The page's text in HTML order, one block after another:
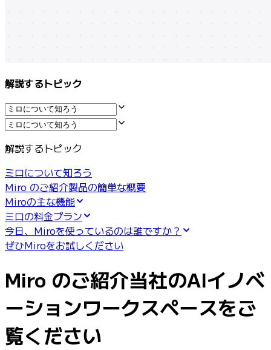
企業規模別
エンタープライズ
ベンチャー
業界別
専門サービス
製造
金融サービス
製薬とライフサイエンス
チーム別
プロダクト管理
デザインと UX
エンジニアリング
製品部門の統括と運営
業務運営
マーケティング
IT
戦略的イニシアティブ別
Product OS
AI トランスフォーメーション
働き方変革
解説するトピック
解説するトピック
ミロについて知ろう
Miro のご紹介製品の簡単な概要
Miroの主な機能
ミロの料金プラン
今日、Miroを使っているのは誰ですか？
ぜひMiroをお試しください
Miro のご紹介当社のAIイノベ
ーションワークスペースをご
覧ください